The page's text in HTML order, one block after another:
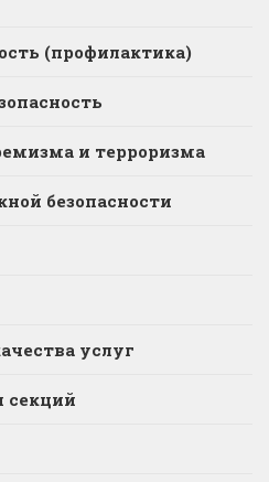
(профилактика)
и терроризма
безопасности
услуг
секций